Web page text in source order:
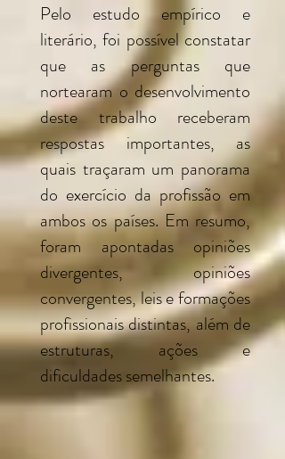
Pelo estudo empírico e
literário, foi possível constatar
que as perguntas que
nortearam o desenvolvimento
deste trabalho receberam
respostas importantes, as
quais traçaram um panorama
do exercício da profissão em
ambos os países. Em resumo,
foram apontadas opiniões
divergentes, opiniões
convergentes, leis e formações
profissionais distintas, além de
estruturas, ações e
dificuldades semelhantes.